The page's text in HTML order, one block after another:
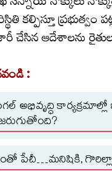
కల్పిస్తూ ప్రభుత్వం
ఆదేశాలను
:
అభివృద్ధి కార్యక్రమాల్లో
పేచీ…మనిషికి,